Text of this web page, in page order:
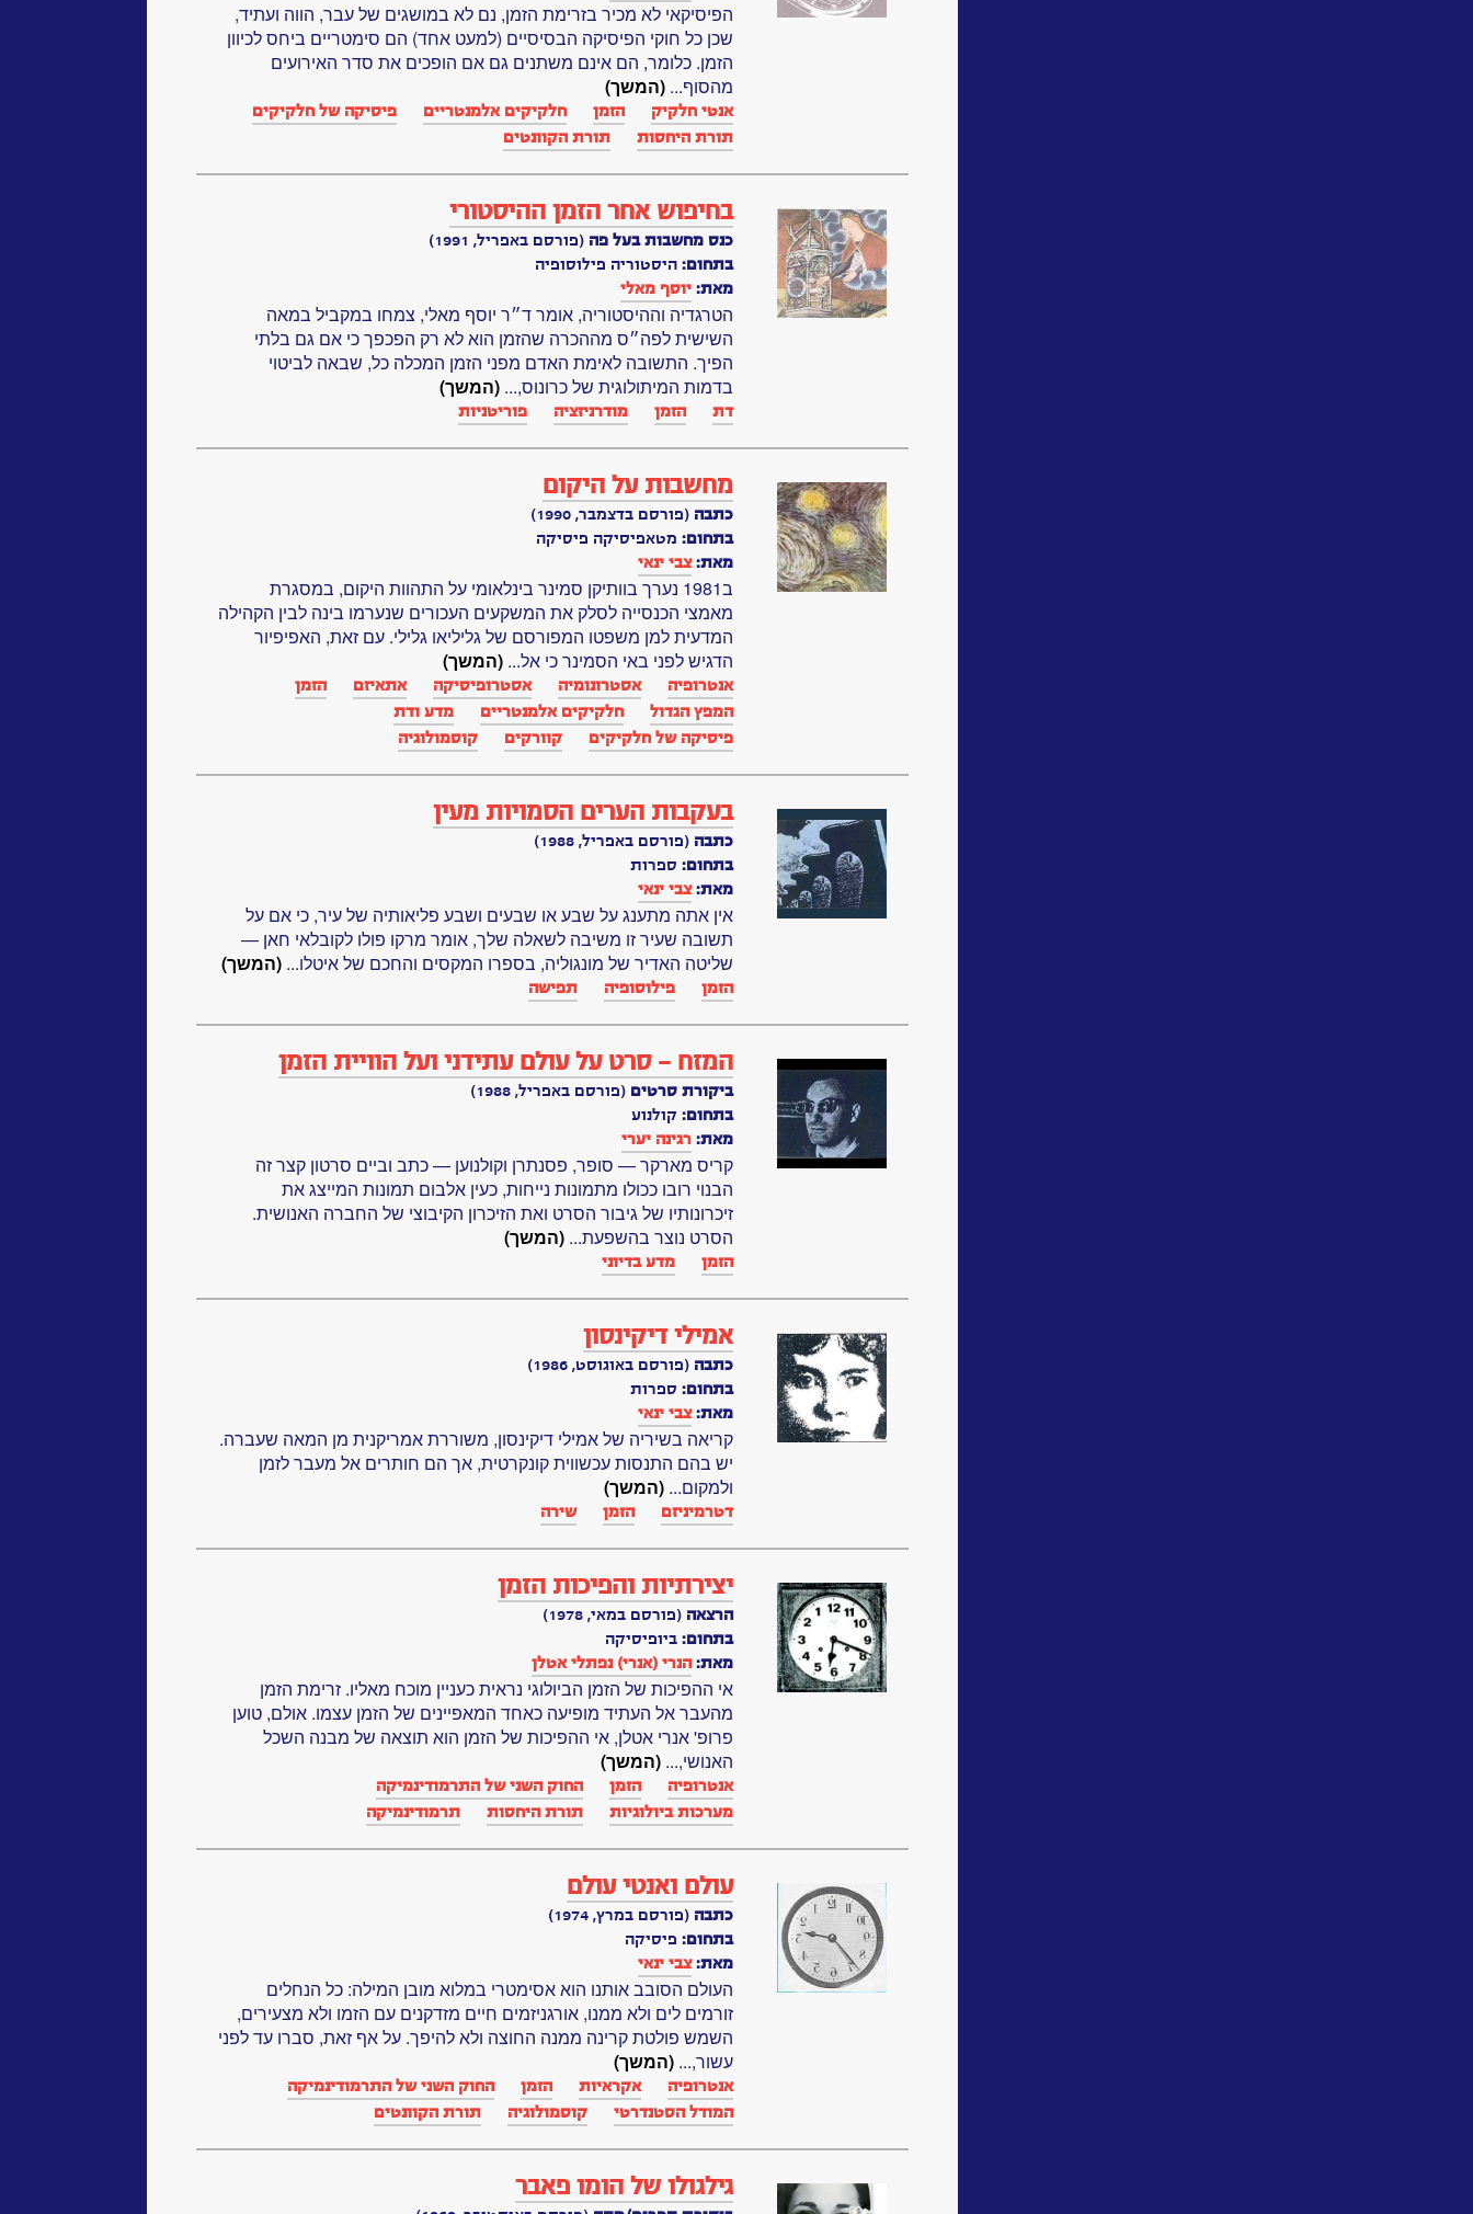
הפיסיקאי לא מכיר בזרימת הזמן, נם לא במושגים של עבר, הווה ועתיד,
שכן כל חוקי הפיסיקה הבסיסיים (למעט אחד) הם סימטריים ביחס לכיוון
הזמן. כלומר, הם אינם משתנים גם אם הופכים את סדר האירועים
מהסוף... (המשך)
אנטי חלקיק הזמן חלקיקים אלמנטריים
פיסיקה של חלקיקים
תורת היחסות‏
תורת הקוונטים
בחיפוש אחר הזמן ההיסטורי
כנס מחשבות בעל פה (פורסם באפריל, 1991)
בתחום: היסטוריה פילוסופיה
מאת: יוסף מאלי
הטרגדיה וההיסטוריה, אומר ד״ר יוסף מאלי, צמחו במקביל במאה
השישית לפה״ס מההכרה שהזמן הוא לא רק הפכפך כי אם גם בלתי
הפיך. התשובה לאימת האדם מפני הזמן המכלה כל, שבאה לביטוי
בדמות המיתולוגית של כרונוס,... (המשך)
דת הזמן מודרניזציה פוריטניות
מחשבות על היקום
כתבה (פורסם בדצמבר, 1990)
בתחום: מטאפיסיקה פיסיקה
מאת:צבי ינאי
ב1981 נערך בוותיקן סמינר בינלאומי על התהוות היקום, במסגרת
מאמצי הכנסייה לסלק את המשקעים העכורים שנערמו בינה לבין הקהילה
המדעית למן משפטו המפורסם של גליליאו גלילי. עם זאת, האפיפיור
הדגיש לפני באי הסמינר כי אל... (המשך)
אנטרופיה‏ אסטרונומיה אסטרופיסיקה אתאיזם
הזמן
המפץ הגדול
חלקיקים אלמנטריים
מדע ודת
פיסיקה של חלקיקים
קוורקים קוסמולוגיה
בעקבות הערים הסמויות מעין
כתבה (פורסם באפריל, 1988)
בתחום: ספרות
מאת:צבי ינאי
אין אתה מתענג על שבע או שבעים ושבע פליאותיה של עיר, כי אם על
תשובה שעיר זו משיבה לשאלה שלך, אומר מרקו פולו לקובלאי חאן —
שליטה האדיר של מונגוליה, בספרו המקסים והחכם של איטלו... (המשך)
הזמן פילוסופיה תפישה
המזח – סרט על עולם עתידני ועל הוויית הזמן
ביקורת סרטים (פורסם באפריל, 1988)
בתחום: קולנוע
מאת: רגינה יערי
קריס מארקר — סופר, פסנתרן וקולנוען — כתב וביים סרטון קצר זה
הבנוי רובו ככולו מתמונות נייחות, כעין אלבום תמונות המייצג את
זיכרונותיו של גיבור הסרט ואת הזיכרון הקיבוצי של החברה האנושית.
הסרט נוצר בהשפעת... (המשך)
הזמן מדע בדיוני
אמילי דיקינסון
כתבה (פורסם באוגוסט, 1986)
בתחום: ספרות
מאת:צבי ינאי
קריאה בשיריה של אמילי דיקינסון, משוררת אמריקנית מן המאה שעברה.
יש בהם התנסות עכשווית קונקרטית, אך הם חותרים אל מעבר לזמן
ולמקום... (המשך)
דטרמיניזם הזמן שירה
יצירתיות והפיכות הזמן
הרצאה (פורסם במאי, 1978)
בתחום: ביופיסיקה
מאת: הנרי (אנרי) נפתלי אטלן
אי ההפיכות של הזמן הביולוגי נראית כעניין מוכח מאליו. זרימת הזמן
מהעבר אל העתיד מופיעה כאחד המאפיינים של הזמן עצמו. אולם, טוען
פרופ' אנרי אטלן, אי ההפיכות של הזמן הוא תוצאה של מבנה השכל
האנושי,... (המשך)
אנטרופיה‏ הזמן
החוק השני של התרמודינמיקה
מערכות ביולוגיות‏
תורת היחסות‏ תרמודינמיקה
עולם ואנטי עולם
כתבה (פורסם במרץ, 1974)
בתחום: פיסיקה
מאת:צבי ינאי
העולם הסובב אותנו הוא אסימטרי במלוא מובן המילה: כל הנחלים
זורמים לים ולא ממנו, אורגניזמים חיים מזדקנים עם הזמו ולא מצעירים,
השמש פולטת קרינה ממנה החוצה ולא להיפך. על אף זאת, סברו עד לפני
עשור,... (המשך)
אנטרופיה‏ אקראיות הזמן
החוק השני של התרמודינמיקה
המודל הסטנדרטי
קוסמולוגיה תורת הקוונטים
גילגולו של הומו פאבר